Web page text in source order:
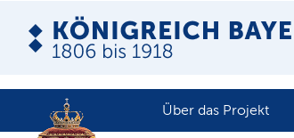
Über das Projekt